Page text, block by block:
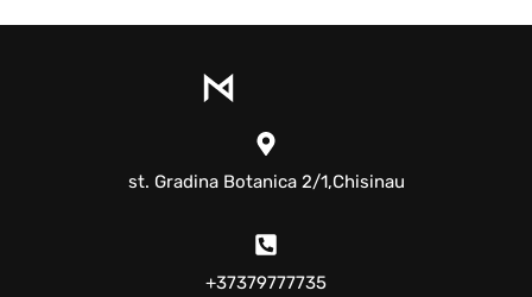
st. Gradina Botanica 2/1,Chisinau
+37379777735